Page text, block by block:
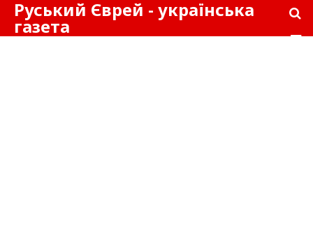
Руський Єврей - українська
газета